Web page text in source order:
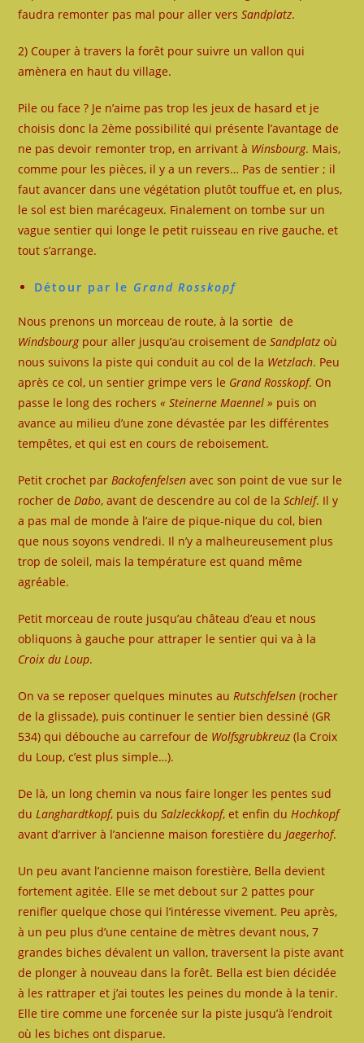
faudra remonter pas mal pour aller versSandplatz.
2) Couper à travers la forêt pour suivre un vallon qui
amènera en haut du village.
Pile ou face ? Je n’aime pas trop les jeux de hasard et je
choisis donc la 2ème possibilité qui présente l’avantage de
ne pas devoir remonter trop, en arrivant à Winsbourg. Mais,
comme pour les pièces, il y a un revers… Pas de sentier ; il
faut avancer dans une végétation plutôt touffue et, en plus,
le sol est bien marécageux. Finalement on tombe sur un
vague sentier qui longe le petit ruisseau en rive gauche, et
tout s’arrange.
Détour par le Grand Rosskopf
Nous prenons un morceau de route, à la sortie de
Windsbourgpour aller jusqu’au croisement deSandplatz où
nous suivons la piste qui conduit au col de la Wetzlach. Peu
après ce col, un sentier grimpe vers le Grand Rosskopf. On
passe le long des rochers« Steinerne Maennel » puis on
avance au milieu d’une zone dévastée par les différentes
tempêtes, et qui est en cours de reboisement.
Petit crochet parBackofenfelsen avec son point de vue sur le
rocher deDabo, avant de descendre au col de laSchleif. Il y
a pas mal de monde à l’aire de pique-nique du col, bien
que nous soyons vendredi. Il n’y a malheureusement plus
trop de soleil, mais la température est quand même
agréable.
Petit morceau de route jusqu’au château d’eau et nous
obliquons à gauche pour attraper le sentier qui va à la
Croix du Loup.
On va se reposer quelques minutes auRutschfelsen (rocher
de la glissade), puis continuer le sentier bien dessiné (GR
534) qui débouche au carrefour de Wolfsgrubkreuz (la Croix
du Loup, c’est plus simple…).
De là, un long chemin va nous faire longer les pentes sud
duLanghardtkopf, puis duSalzleckkopf, et enfin duHochkopf
avant d’arriver à l’ancienne maison forestière duJaegerhof.
Un peu avant l’ancienne maison forestière, Bella devient
fortement agitée. Elle se met debout sur 2 pattes pour
renifler quelque chose qui l’intéresse vivement. Peu après,
à un peu plus d’une centaine de mètres devant nous, 7
grandes biches dévalent un vallon, traversent la piste avant
de plonger à nouveau dans la forêt. Bella est bien décidée
à les rattraper et j’ai toutes les peines du monde à la tenir.
Elle tire comme une forcenée sur la piste jusqu’à l’endroit
où les biches ont disparue.